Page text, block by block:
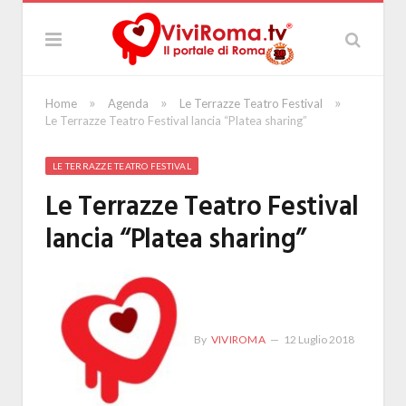
Home » Agenda » Le Terrazze Teatro Festival »
Le Terrazze Teatro Festival lancia “Platea sharing”
LE TERRAZZE TEATRO FESTIVAL
Le Terrazze Teatro Festival
lancia “Platea sharing”
By VIVIROMA 12 Luglio 2018